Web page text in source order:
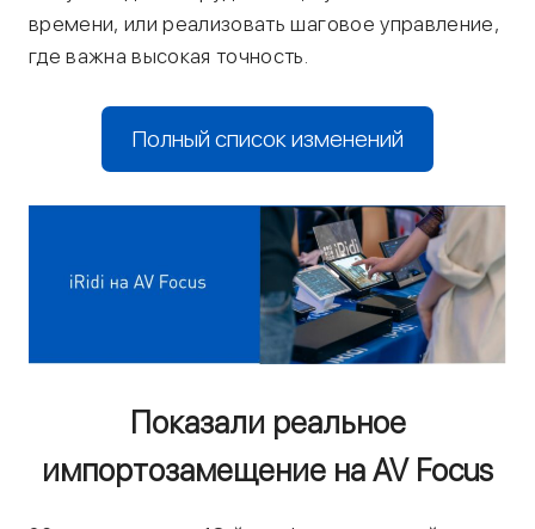
времени, или реализовать шаговое управление,
где важна высокая точность.
Полный список изменений
Показали реальное
импортозамещение на AV Focus